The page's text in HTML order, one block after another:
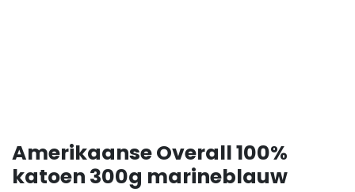
Amerikaanse Overall 100%
katoen 300g marineblauw